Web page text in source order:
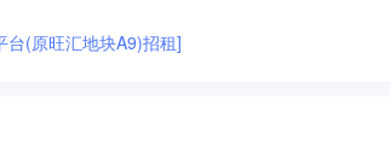
(原旺汇地块A9)招租]